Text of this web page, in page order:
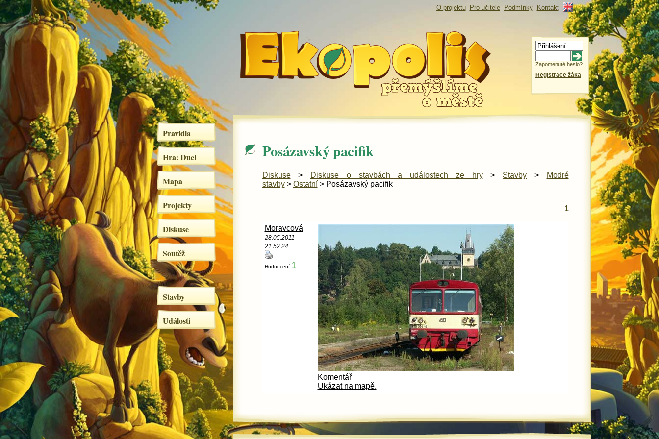
O projektu Pro učitele Podmínky Kontakt
Zapomenuté heslo?
Registrace žáka
Pravidla
Hra: Duel
Mapa
Projekty
Diskuse
Soutěž
Stavby
Události
Posázavský pacifik
Diskuse> Diskuse o stavbách a událostech ze hry> Stavby >
Modré
stavby> Ostatní> Posázavský pacifik
1
Moravcová
28.05.2011
21:52:24
Hodnocení 1
Komentář
Ukázat na mapě.